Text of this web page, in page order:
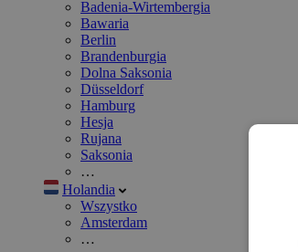
Badenia-Wirtembergia
Bawaria
Berlin
Brandenburgia
Dolna Saksonia
Düsseldorf
Hamburg
Hesja
Rujana
Saksonia
…
Holandia
Wszystko
Amsterdam
…